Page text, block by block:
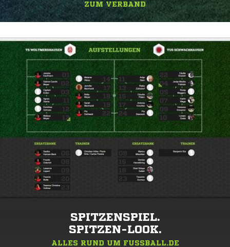
ZUM VERBAND
SPITZENSPIEL.
SPITZEN-LOOK.
ALLES RUND UM FUSSBALL.DE